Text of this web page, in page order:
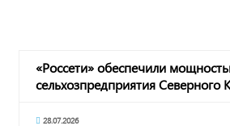
«Россети» обеспечили
сельхозпредприятия Северного
28.07.2026